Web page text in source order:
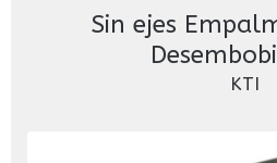
Sin ejes
KTI